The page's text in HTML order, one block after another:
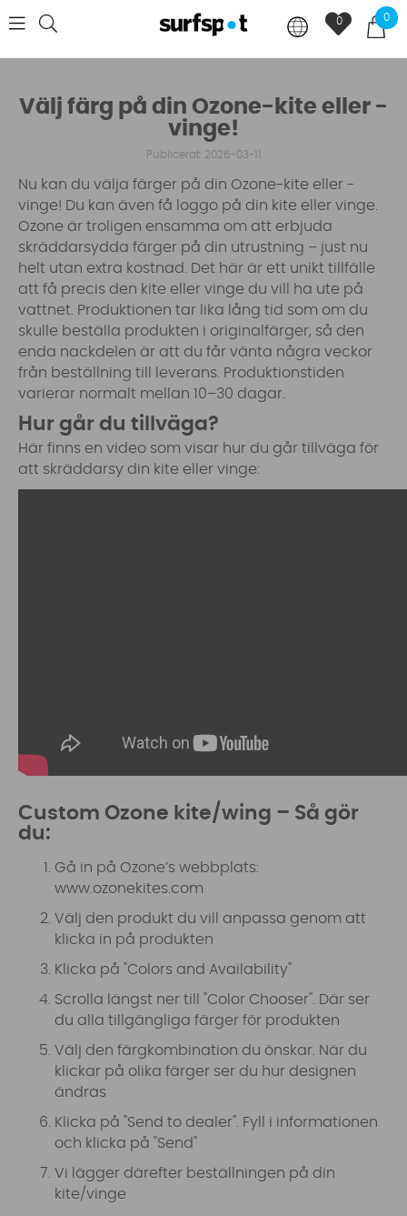
0
0
Välj färg på din Ozone-kite eller -
vinge!
Publicerat: 2026-03-11
Nu kan du välja färger på din Ozone-kite eller -
vinge! Du kan även få loggo på din kite eller vinge.
Ozone är troligen ensamma om att erbjuda
skräddarsydda färger på din utrustning – just nu
helt utan extra kostnad. Det här är ett unikt tillfälle
att få precis den kite eller vinge du vill ha ute på
vattnet. Produktionen tar lika lång tid som om du
skulle beställa produkten i originalfärger, så den
enda nackdelen är att du får vänta några veckor
från beställning till leverans. Produktionstiden
varierar normalt mellan 10–30 dagar.
Hur går du tillväga?
Här finns en video som visar hur du går tillväga för
att skräddarsy din kite eller vinge:
Custom Ozone kite/wing – Så gör
du:
Gå in på Ozone’s webbplats:
www.ozonekites.com
Välj den produkt du vill anpassa genom att
klicka in på produkten
Klicka på "Colors and Availability"
Scrolla längst ner till "Color Chooser". Där ser
du alla tillgängliga färger för produkten
Välj den färgkombination du önskar. När du
klickar på olika färger ser du hur designen
ändras
Klicka på "Send to dealer". Fyll i informationen
och klicka på "Send"
Vi lägger därefter beställningen på din
kite/vinge